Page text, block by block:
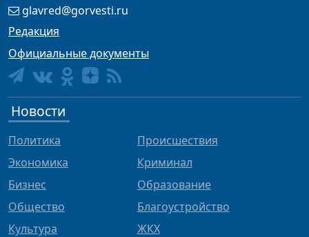
glavred@gorvesti.ru
Редакция
Официальные документы
Новости
Политика
Экономика
Бизнес
Общество
Культура
Происшествия
Криминал
Образование
Благоустройство
ЖКХ